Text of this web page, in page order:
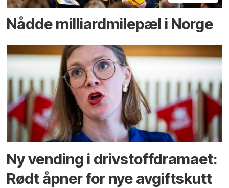
Nådde milliard­­milepæl i Norge
Ny vending i drivstoffdramaet:
Rødt åpner for nye avgiftskutt